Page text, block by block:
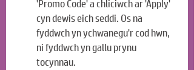
'Promo Code' a chliciwch ar 'Apply'
cyn dewis eich seddi. Os na
fyddwch yn ychwanegu'r cod hwn,
ni fyddwch yn gallu prynu
tocynnau.